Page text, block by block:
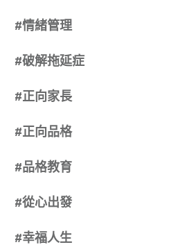
#情緒管理
#破解拖延症
#正向家長
#正向品格
#品格教育
#從心出發
#幸福人生